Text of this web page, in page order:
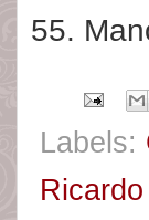
Labels: